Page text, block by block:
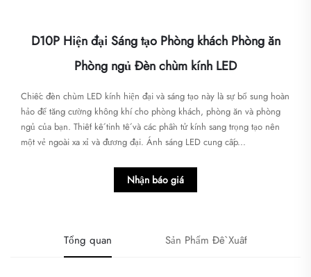
D10P Hiện đại Sáng tạo Phòng khách Phòng ăn
Phòng ngủ Đèn chùm kính LED
Chiếc đèn chùm LED kính hiện đại và sáng tạo này là sự bổ sung hoàn
hảo để tăng cường không khí cho phòng khách, phòng ăn và phòng
ngủ của bạn. Thiết kế tinh tế và các phần tử kính sang trọng tạo nên
một vẻ ngoài xa xỉ và đương đại. Ánh sáng LED cung cấp...
Nhận báo giá
Tổng quan Sản Phẩm Đề Xuất